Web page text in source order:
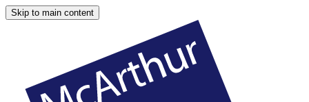
Skip to main content